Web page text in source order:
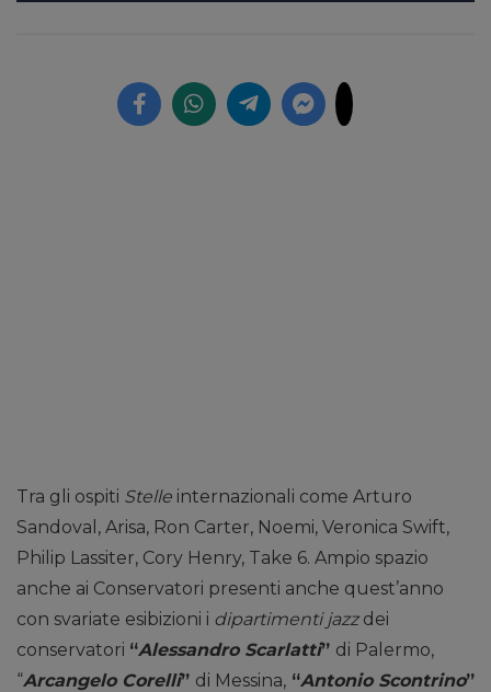
Tra gli ospiti Stelle internazionali come Arturo
Sandoval, Arisa, Ron Carter, Noemi, Veronica Swift,
Philip Lassiter, Cory Henry, Take 6. Ampio spazio
anche ai Conservatori presenti anche quest’anno
con svariate esibizioni i dipartimenti jazzdei
conservatori “Alessandro Scarlatti” di Palermo,
“Arcangelo Corelli” di Messina, “Antonio Scontrino”